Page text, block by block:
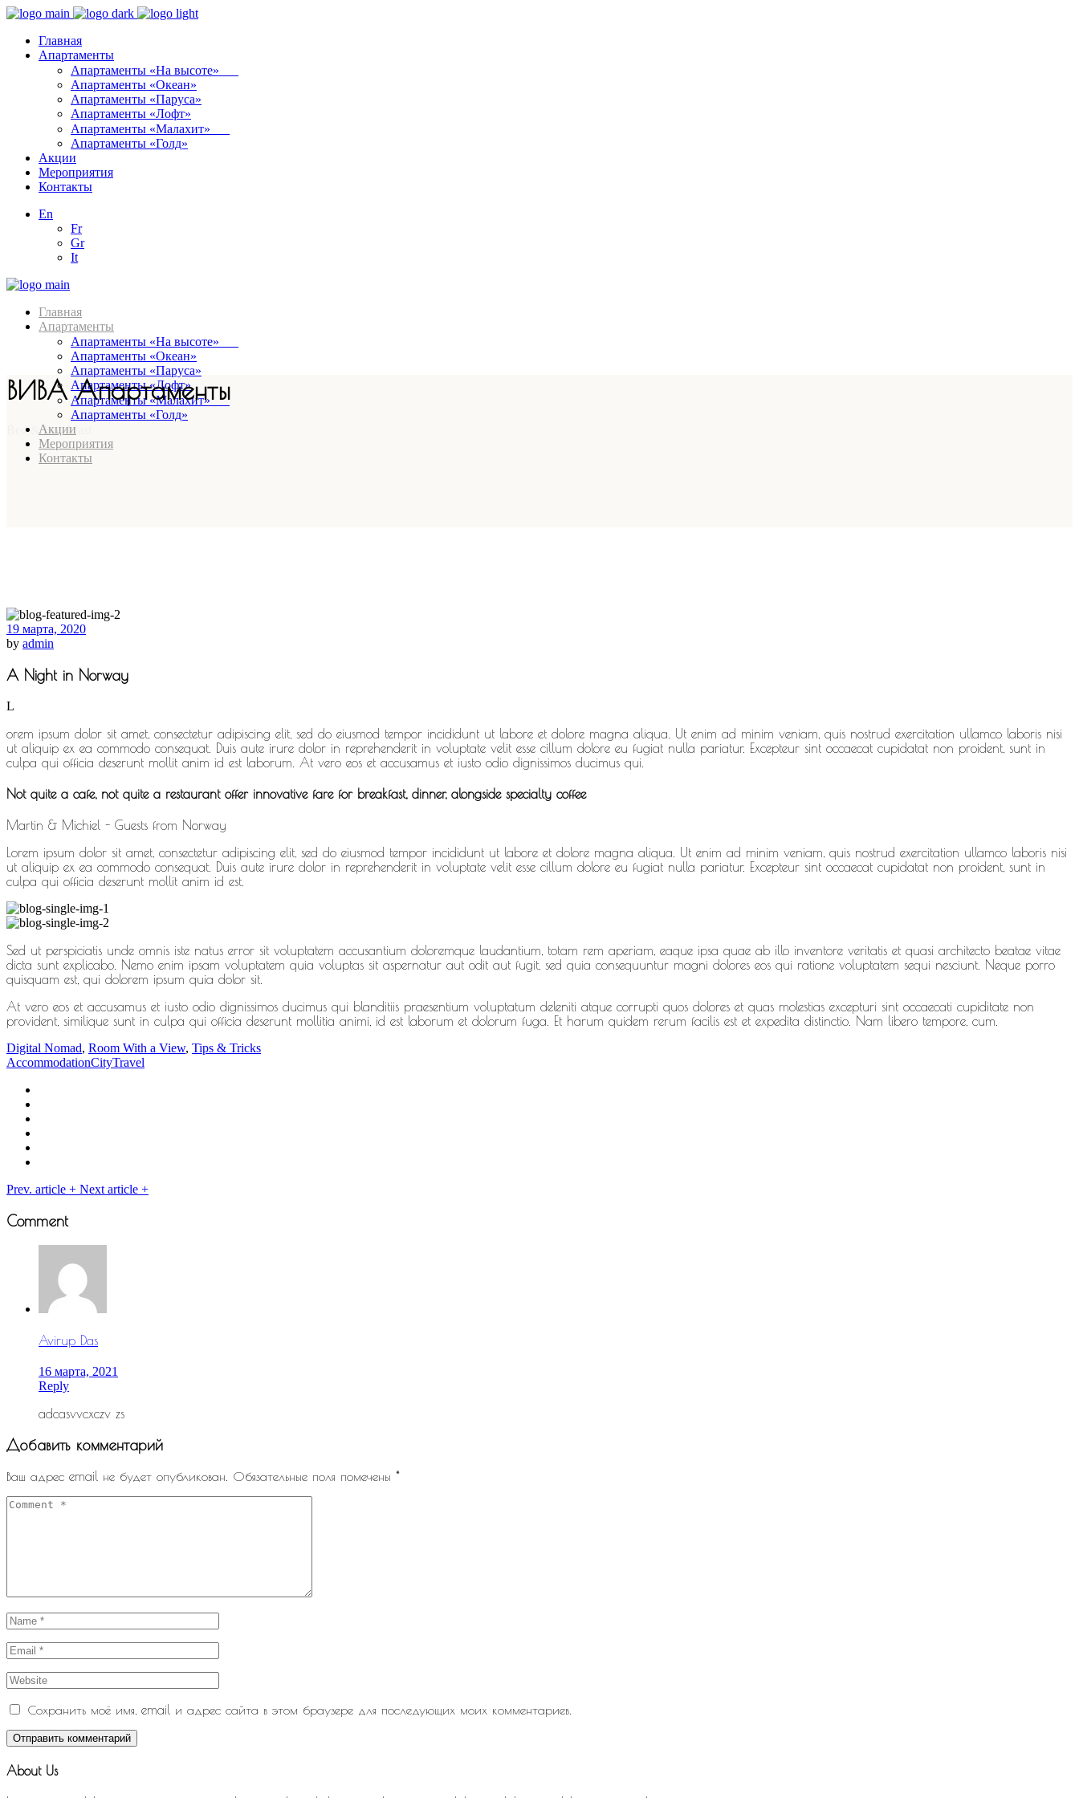
Главная
Апартаменты
Апартаменты «На высоте»⠀⠀
Апартаменты «Океан»
Апартаменты «Паруса»
Апартаменты «Лофт»
Апартаменты «Малахит»⠀⠀
Апартаменты «Голд»
Акции
Мероприятия
Контакты
En
Fr
Gr
It
Главная
Апартаменты
Апартаменты «На высоте»⠀⠀
Апартаменты «Океан»
Апартаменты «Паруса»
Апартаменты «Лофт»
Апартаменты «Малахит»⠀⠀
Апартаменты «Голд»
Акции
Мероприятия
Контакты
ВИВА Апартаменты
Bed & Breakfast
19 марта, 2020
by admin
A Night in Norway
L
orem ipsum dolor sit amet, consectetur adipiscing elit, sed do eiusmod tempor incididunt ut labore et dolore magna aliqua. Ut enim ad minim veniam, quis nostrud exercitation ullamco laboris nisi
ut aliquip ex ea commodo consequat. Duis aute irure dolor in reprehenderit in voluptate velit esse cillum dolore eu fugiat nulla pariatur. Excepteur sint occaecat cupidatat non proident, sunt in
culpa qui officia deserunt mollit anim id est laborum. At vero eos et accusamus et iusto odio dignissimos ducimus qui.
Not quite a cafe, not quite a restaurant offer innovative fare for breakfast, dinner, alongside specialty coffee
Martin & Michiel - Guests from Norway
Lorem ipsum dolor sit amet, consectetur adipiscing elit, sed do eiusmod tempor incididunt ut labore et dolore magna aliqua. Ut enim ad minim veniam, quis nostrud exercitation ullamco laboris nisi
ut aliquip ex ea commodo consequat. Duis aute irure dolor in reprehenderit in voluptate velit esse cillum dolore eu fugiat nulla pariatur. Excepteur sint occaecat cupidatat non proident, sunt in
culpa qui officia deserunt mollit anim id est.
Sed ut perspiciatis unde omnis iste natus error sit voluptatem accusantium doloremque laudantium, totam rem aperiam, eaque ipsa quae ab illo inventore veritatis et quasi architecto beatae vitae
dicta sunt explicabo. Nemo enim ipsam voluptatem quia voluptas sit aspernatur aut odit aut fugit, sed quia consequuntur magni dolores eos qui ratione voluptatem sequi nesciunt. Neque porro
quisquam est, qui dolorem ipsum quia dolor sit.
At vero eos et accusamus et iusto odio dignissimos ducimus qui blanditiis praesentium voluptatum deleniti atque corrupti quos dolores et quas molestias excepturi sint occaecati cupiditate non
provident, similique sunt in culpa qui officia deserunt mollitia animi, id est laborum et dolorum fuga. Et harum quidem rerum facilis est et expedita distinctio. Nam libero tempore, cum.
Digital Nomad, Room With a View, Tips & Tricks
AccommodationCityTravel
Prev. article + Next article +
Comment
Avirup Das
16 марта, 2021
Reply
adcasvvcxczv zs
Добавить комментарий
Ваш адрес email не будет опубликован. Обязательные поля помечены *
Сохранить моё имя, email и адрес сайта в этом браузере для последующих моих комментариев.
Отправить комментарий
About Us